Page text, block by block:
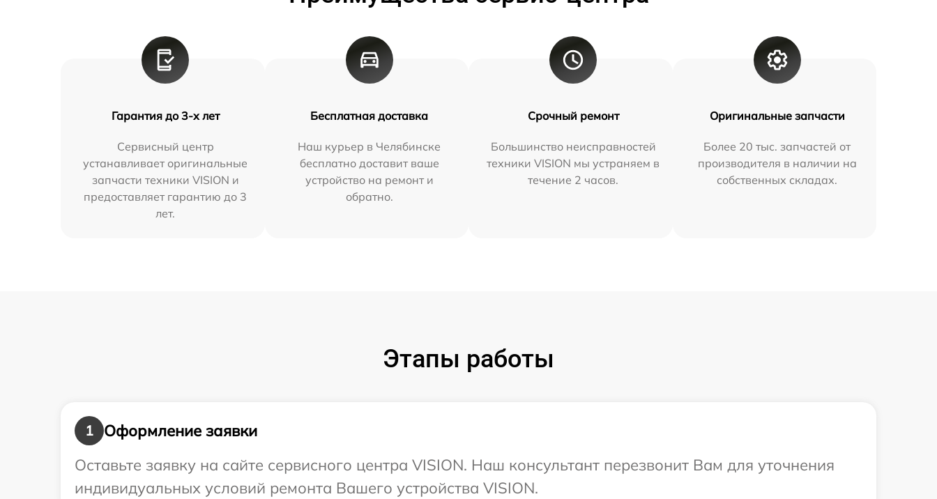
Гарантия до 3-х лет
Сервисный центр
устанавливает оригинальные
запчасти техники VISION и
предоставляет гарантию до 3
лет.
Бесплатная доставка
Наш курьер в Челябинске
бесплатно доставит ваше
устройство на ремонт и
обратно.
Срочный ремонт
Большинство неисправностей
техники VISION мы устраняем в
течение 2 часов.
Оригинальные запчасти
Более 20 тыс. запчастей от
производителя в наличии на
собственных складах.
Этапы работы
1
Оформление заявки
Оставьте заявку на сайте сервисного центра VISION. Наш консультант перезвонит Вам для уточнения
индивидуальных условий ремонта Вашего устройства VISION.